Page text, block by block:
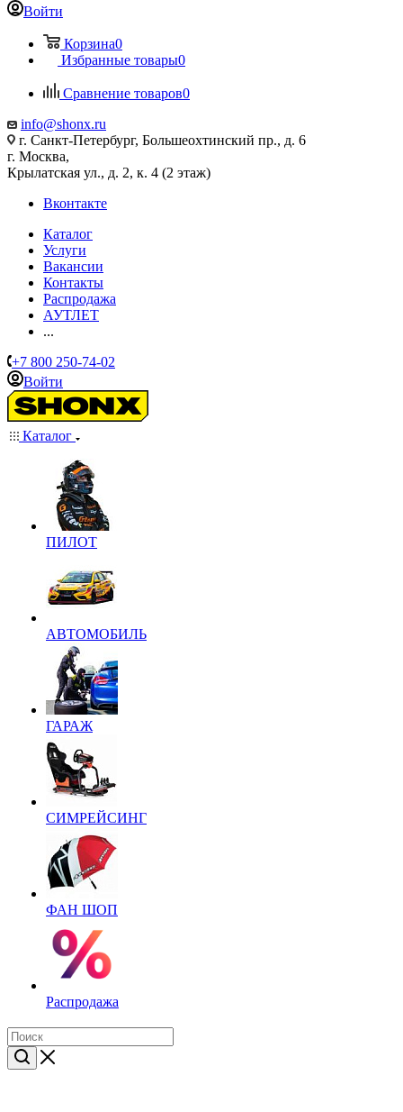
Войти
Корзина0
Избранные товары0
Сравнение товаров0
info@shonx.ru
г. Санкт-Петербург, Большеохтинский пр., д. 6
г. Москва,
Крылатская ул., д. 2, к. 4 (2 этаж)
Вконтакте
Каталог
Услуги
Вакансии
Контакты
Распродажа
АУТЛЕТ
...
+7 800 250-74-02
Войти
Каталог
ПИЛОТ
АВТОМОБИЛЬ
ГАРАЖ
СИМРЕЙСИНГ
ФАН ШОП
Распродажа